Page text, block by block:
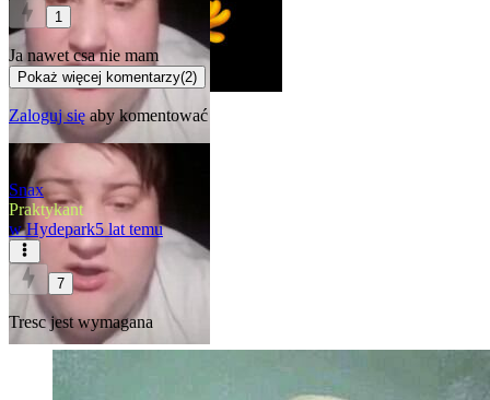
1
Ja nawet csa nie mam
Pokaż więcej komentarzy(2)
Zaloguj sięaby komentować
Snax
Praktykant
w Hydepark5 lat temu
7
Tresc jest wymagana